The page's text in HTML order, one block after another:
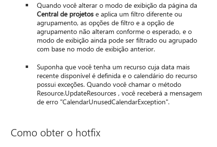
Quando você alterar o modo de exibição da página da
Central de projetose aplica um filtro diferente ou
agrupamento, as opções de filtro e a opção de
agrupamento não alteram conforme o esperado, e o
modo de exibição ainda pode ser filtrado ou agrupado
com base no modo de exibição anterior.
Suponha que você tenha um recurso cuja data mais
recente disponível é definida e o calendário do recurso
possui exceções. Quando você chamar o método
Resource.UpdateResources , você receberá a mensagem
de erro "CalendarUnusedCalendarException".
Como obter o hotfix